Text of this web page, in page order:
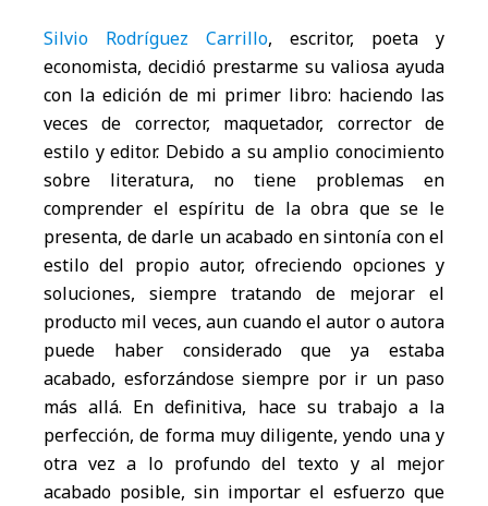
Silvio Rodríguez Carrillo, escritor, poeta y
economista, decidió prestarme su valiosa ayuda
con la edición de mi primer libro: haciendo las
veces de corrector, maquetador, corrector de
estilo y editor. Debido a su amplio conocimiento
sobre literatura, no tiene problemas en
comprender el espíritu de la obra que se le
presenta, de darle un acabado en sintonía con el
estilo del propio autor, ofreciendo opciones y
soluciones, siempre tratando de mejorar el
producto mil veces, aun cuando el autor o autora
puede haber considerado que ya estaba
acabado, esforzándose siempre por ir un paso
más allá. En definitiva, hace su trabajo a la
perfección, de forma muy diligente, yendo una y
otra vez a lo profundo del texto y al mejor
acabado posible, sin importar el esfuerzo que